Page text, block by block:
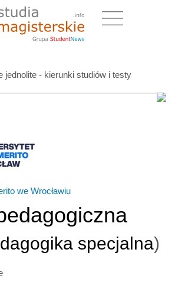
jednolite - kierunki studiów i testy
we Wrocławiu
specjalna)